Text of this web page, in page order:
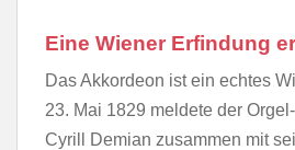
Eine Wiener Erfindung
Das Akkordeon ist ein echtes
23. Mai 1829 meldete der
Cyrill Demian zusammen mit